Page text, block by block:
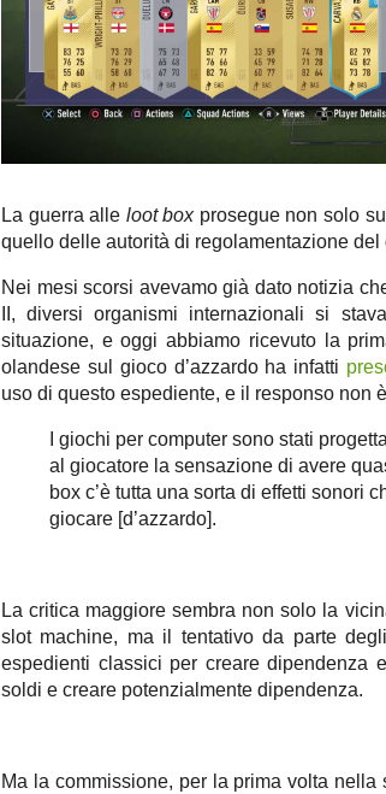
La guerra alle loot boxprosegue non solo
quello delle autorità di regolamentazione del
Nei mesi scorsi avevamo già dato notizia
II, diversi organismi internazionali si
situazione, e oggi abbiamo ricevuto la
olandese sul gioco d’azzardo ha infatti
uso di questo espediente, e il responso non
I giochi per computer sono stati
al giocatore la sensazione di avere
box c’è tutta una sorta di effetti sonori
giocare [d’azzardo].
La critica maggiore sembra non solo la
slot machine, ma il tentativo da parte
espedienti classici per creare dipendenza
soldi e creare potenzialmente dipendenza.
Ma la commissione, per la prima volta